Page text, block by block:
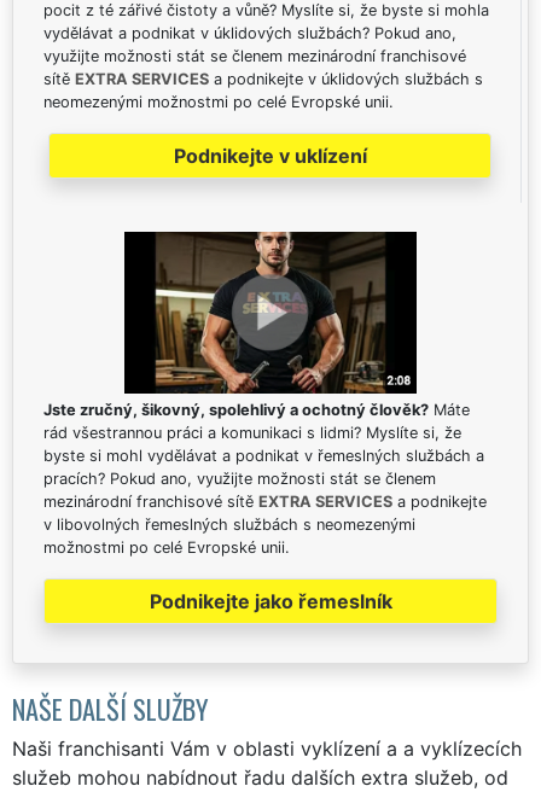
pocit z té zářivé čistoty a vůně? Myslíte si, že byste si mohla
vydělávat a podnikat v úklidových službách? Pokud ano,
využijte možnosti stát se členem mezinárodní franchisové
sítě EXTRA SERVICES a podnikejte v úklidových službách s
neomezenými možnostmi po celé Evropské unii.
Podnikejte v uklízení
Jste zručný, šikovný, spolehlivý a ochotný člověk? Máte
rád všestrannou práci a komunikaci s lidmi? Myslíte si, že
byste si mohl vydělávat a podnikat v řemeslných službách a
pracích? Pokud ano, využijte možnosti stát se členem
mezinárodní franchisové sítě EXTRA SERVICES a podnikejte
v libovolných řemeslných službách s neomezenými
možnostmi po celé Evropské unii.
Podnikejte jako řemeslník
NAŠE DALŠÍ SLUŽBY
Naši franchisanti Vám v oblasti vyklízení a a vyklízecích
služeb mohou nabídnout řadu dalších extra služeb, od